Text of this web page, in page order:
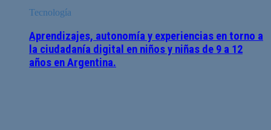
Tecnología
Aprendizajes, autonomía y experiencias en torno a
la ciudadanía digital en niños y niñas de 9 a 12
años en Argentina.